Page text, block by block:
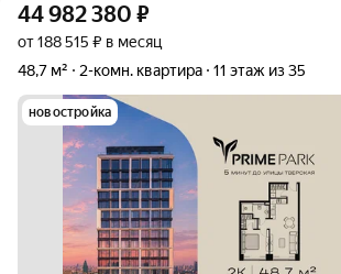
44 982 380 ₽
от 188 515 ₽ в месяц
48,7 м²
2-комн. квартира 11 этаж из 35
новостройка